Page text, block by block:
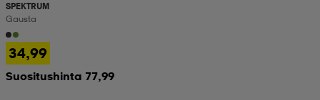
SPEKTRUM
Gausta
34,99
Suositushinta 77,99